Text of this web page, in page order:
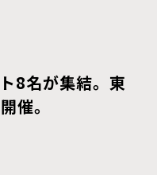
8名が集結。東
催。